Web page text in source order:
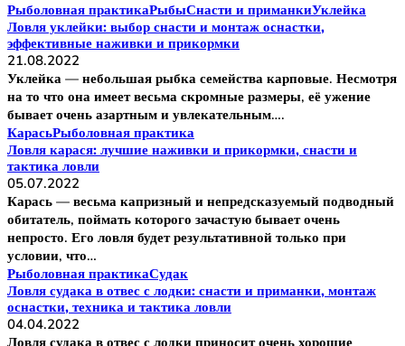
Рыболовная практикаРыбыСнасти и приманкиУклейка
Ловля уклейки: выбор снасти и монтаж оснастки,
эффективные наживки и прикормки
21.08.2022
Уклейка — небольшая рыбка семейства карповые. Несмотря
на то что она имеет весьма скромные размеры, её ужение
бывает очень азартным и увлекательным….
КарасьРыболовная практика
Ловля карася: лучшие наживки и прикормки, снасти и
тактика ловли
05.07.2022
Карась — весьма капризный и непредсказуемый подводный
обитатель, поймать которого зачастую бывает очень
непросто. Его ловля будет результативной только при
условии, что…
Рыболовная практикаСудак
Ловля судака в отвес с лодки: снасти и приманки, монтаж
оснастки, техника и тактика ловли
04.04.2022